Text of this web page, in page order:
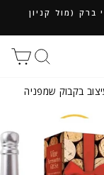
ששת הימים 14, בני ברק (מול קניון
חיפוש
בקבוק שמפניה